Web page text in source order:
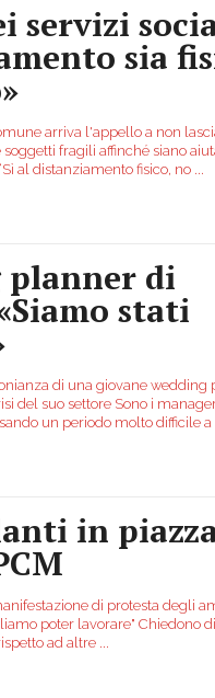
servizi
sia
arriva l'appello a non
fragili affinché siano
al distanziamento fisico, no
planner di
stati
di una giovane wedding
del suo settore Sono i
un periodo molto difficile a
in
di protesta degli
poter lavorare" Chiedono
ad altre